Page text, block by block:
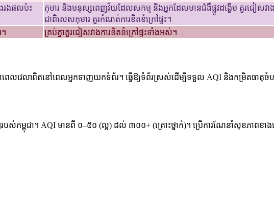
រងផលប៉ះ
កុមារ និងមនុស្សពេញវ័យដែលសកម្ម និងអ្នកដែលមានជំងឺផ្លូវដង្ហើម គួរជៀសវ
ជាពិសេសកុមារ គួរកំណត់ការខិតខំក្រៅផ្ទះ។
។ គ្រប់គ្នាគួរជៀសវាងការខិតខំក្រៅផ្ទះទាំងអស់។
ាពេលវេលាពិតនៅពេលអ្នកទាញយកទំព័រ។ ធ្វើឱ្យទំព័រស្រស់ដើម្បីទទួល AQI និងកម្រិតធា
កម្ពុជា។ AQI មានពី ០–៥០ (ល្អ) ដល់ ៣០០+ (គ្រោះថ្នាក់)។ ប្រើការណែនាំសុខភាពខាង